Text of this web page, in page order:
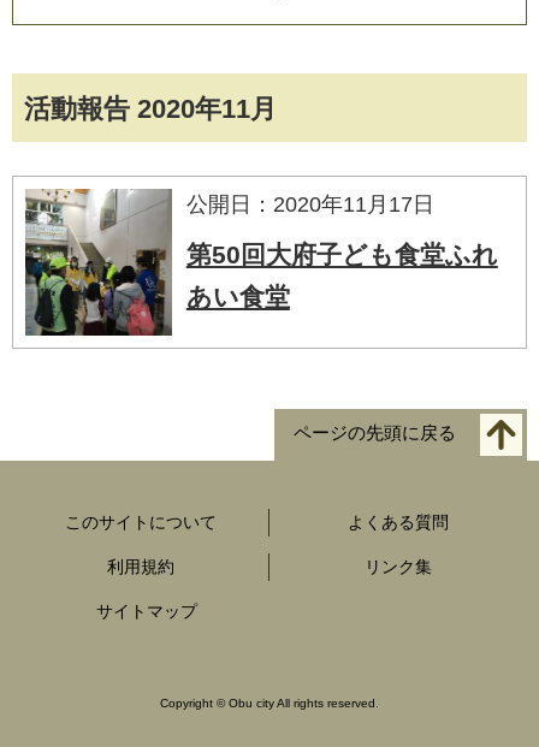
活動報告 2020年11月
公開日：2020年11月17日
第50回大府子ども食堂ふれ
あい食堂
ページの先頭に戻る
このサイトについて よくある質問
利用規約 リンク集
サイトマップ
Copyright ©Obu city All rights reserved.